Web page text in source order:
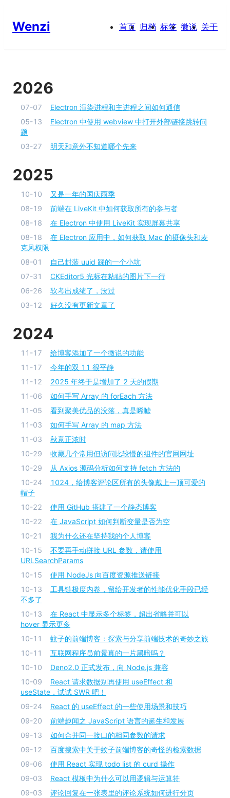
Wenzi 首页 归档 标签 微说 关于
2026
07-07
Electron 渲染进程和主进程之间如何通信
05-13
Electron 中使用 webview 中打开外部链接跳转问
题
03-27
明天和意外不知道哪个先来
2025
10-10
又是一年的国庆雨季
08-19
前端在 LiveKit 中如何获取所有的参与者
08-18
在 Electron 中使用 LiveKit 实现屏幕共享
08-18
在 Electron 应用中，如何获取 Mac 的摄像头和麦
克风权限
08-01
自己封装 uuid 踩的一个小坑
07-31
CKEditor5 光标在粘贴的图片下一行
06-26
软考出成绩了，没过
03-12
好久没有更新文章了
2024
11-17
给博客添加了一个微说的功能
11-17
今年的双 11 很平静
11-12
2025 年终于是增加了 2 天的假期
11-06
如何手写 Array 的 forEach 方法
11-05
看到聚美优品的没落，真是唏嘘
11-03
如何手写 Array 的 map 方法
11-03
秋意正浓时
10-29
收藏几个常用但访问比较慢的组件的官网网址
10-29
从 Axios 源码分析如何支持 fetch 方法的
10-24
1024，给博客评论区所有的头像戴上一顶可爱的
帽子
10-22
使用 GitHub 搭建了一个静态博客
10-22
在 JavaScript 如何判断变量是否为空
10-21
我为什么还在坚持我的个人博客
10-15
不要再手动拼接 URL 参数，请使用
URLSearchParams
10-15
使用 NodeJs 向百度资源推送链接
10-13
工具链极度内卷，留给开发者的性能优化手段已经
不多了
10-13
在 React 中显示多个标签，超出省略并可以
hover 显示更多
10-11
蚊子的前端博客：探索与分享前端技术的奇妙之旅
10-11
互联网程序员前景真的一片黑暗吗？
10-10
Deno2.0 正式发布，向 Node.js 兼容
10-09
React 请求数据别再使用 useEffect 和
useState，试试 SWR 吧！
09-24
React 的 useEffect 的一些使用场景和技巧
09-20
前端趣闻之 JavaScript 语言的诞生和发展
09-13
如何合并同一接口的相同参数的请求
09-12
百度搜索中关于蚊子前端博客的奇怪的检索数据
09-06
使用 React 实现 todo list 的 curd 操作
09-03
React 模板中为什么可以用逻辑与运算符
09-03
评论回复在一张表里的评论系统如何进行分页